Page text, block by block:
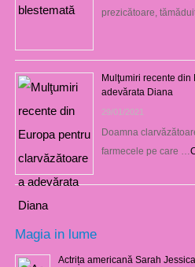
prezicătoare,
Mulţumiri recente din
adevărata Diana
29/01/2021
Doamna
farmecele pe care …
Magia in lume
Actrița americană Sarah